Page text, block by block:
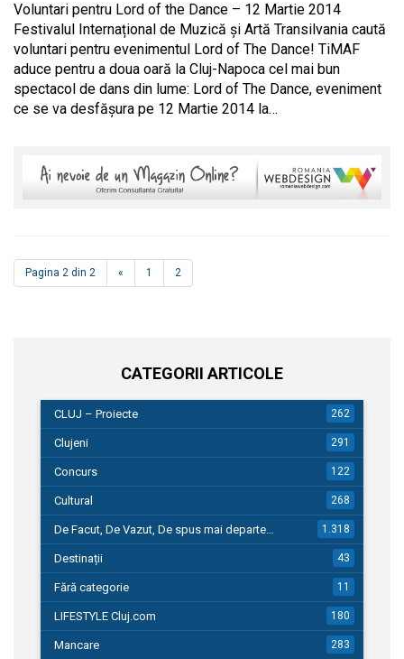
Voluntari pentru Lord of the Dance – 12 Martie 2014
Festivalul Internațional de Muzică și Artă Transilvania caută
voluntari pentru evenimentul Lord of The Dance! TiMAF
aduce pentru a doua oară la Cluj-Napoca cel mai bun
spectacol de dans din lume: Lord of The Dance, eveniment
ce se va desfășura pe 12 Martie 2014 la…
Pagina 2 din 2 « 1 2
CATEGORII ARTICOLE
CLUJ – Proiecte 262
Clujeni 291
Concurs 122
Cultural 268
De Facut, De Vazut, De spus mai departe… 1.318
Destinații 43
Fără categorie 11
LIFESTYLE Cluj.com 180
Mancare 283